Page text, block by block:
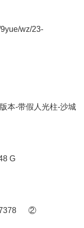
wz/23-
本-带假人光柱-沙城
G
②